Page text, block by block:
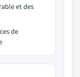
et des
de